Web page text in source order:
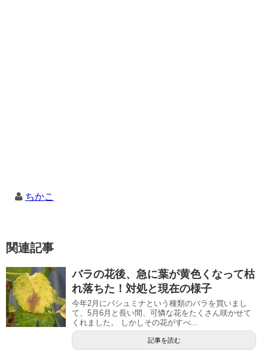
ちかこ
関連記事
バラの花後、急に葉が黄色くなって枯
れ落ちた！対処と現在の様子
今年2月にパシュミナという種類のバラを買いまし
て、5月6月と長い間、可憐な花をたくさん咲かせて
くれました。 しかしその花がすべ...
記事を読む